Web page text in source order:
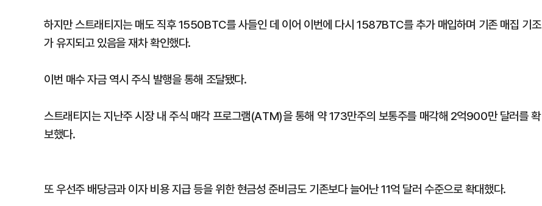
하지만 스트래티지는 매도 직후 1550BTC를 사들인 데 이어 이번에 다시 1587BTC를 추가 매입하며 기존 매집 기조
가 유지되고 있음을 재차 확인했다.
이번 매수 자금 역시 주식 발행을 통해 조달됐다.
스트래티지는 지난주 시장 내 주식 매각 프로그램(ATM)을 통해 약 173만주의 보통주를 매각해 2억900만 달러를 확
보했다.
또 우선주 배당금과 이자 비용 지급 등을 위한 현금성 준비금도 기존보다 늘어난 11억 달러 수준으로 확대했다.